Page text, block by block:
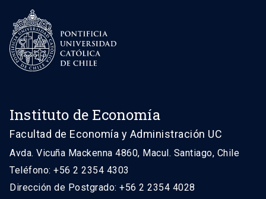
Instituto de Economía
Facultad de Economía y Administración UC
Avda. Vicuña Mackenna 4860, Macul. Santiago, Chile
Teléfono: +56 2 2354 4303
Dirección de Postgrado: +56 2 2354 4028